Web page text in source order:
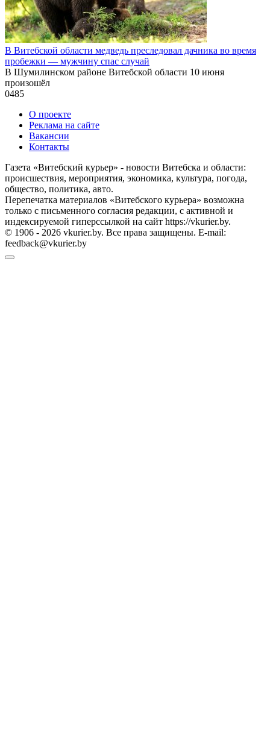
В Витебской области медведь преследовал дачника во время
пробежки — мужчину спас случай
В Шумилинском районе Витебской области 10 июня
произошёл
0485
О проекте
Реклама на сайте
Вакансии
Контакты
Газета «Витебский курьер» - новости Витебска и области:
происшествия, мероприятия, экономика, культура, погода,
общество, политика, авто.
Перепечатка материалов «Витебского курьера» возможна
только с письменного согласия редакции, с активной и
индексируемой гиперссылкой на сайт https://vkurier.by.
© 1906 - 2026 vkurier.by. Все права защищены. E-mail:
feedback@vkurier.by